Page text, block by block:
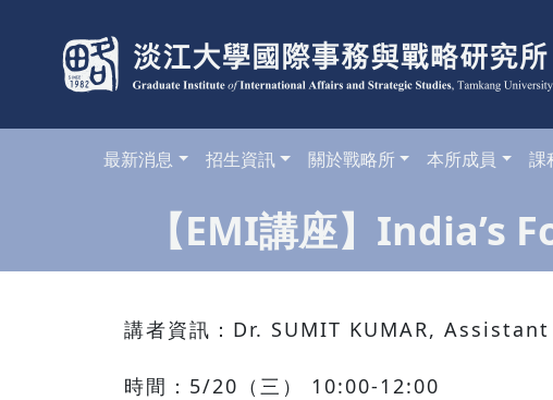
最新消息 招生資訊 關於戰略所 本所成員 課
【EMI講座】
講者資訊：Dr. SUMIT KUMAR,
時間：5/20（三） 10:00-12:00